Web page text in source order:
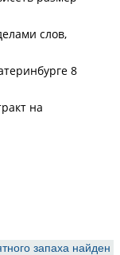
запаха найден